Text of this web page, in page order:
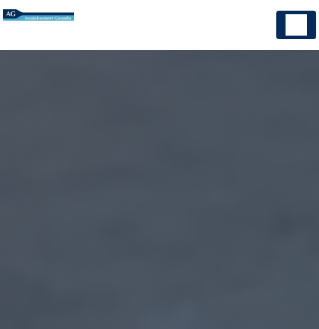
Panneau de gestion des cookies